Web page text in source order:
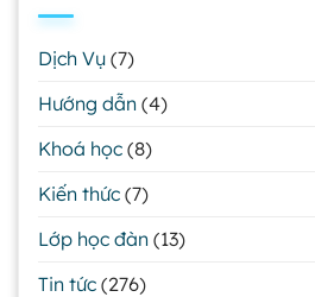
Dịch Vụ (7)
Hướng dẫn (4)
Khoá học (8)
Kiến thức (7)
Lớp học đàn (13)
Tin tức (276)